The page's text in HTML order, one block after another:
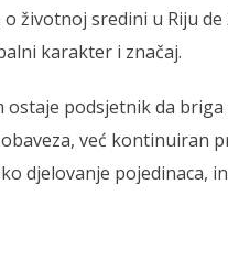
životnoj sredini u Riju de
karakter i značaj.
ostaje podsjetnik da
već kontinuiran
djelovanje pojedinaca,